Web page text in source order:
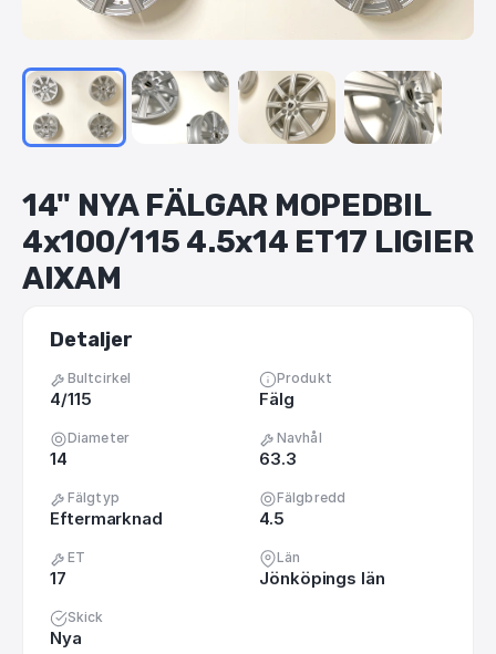
14" NYA FÄLGAR MOPEDBIL
4x100​/​115 4.5x14 ET17 LIGIER
AIXAM
Detaljer
Bultcirkel
4/115
Produkt
Fälg
Diameter
14
Navhål
63.3
Fälgtyp
Eftermarknad
Fälgbredd
4.5
ET
17
Län
Jönköpings län
Skick
Nya